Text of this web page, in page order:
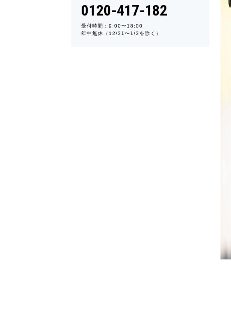
0120-417-182
受付時間：9:00〜18:00
年中無休（12/31〜1/3を除く）